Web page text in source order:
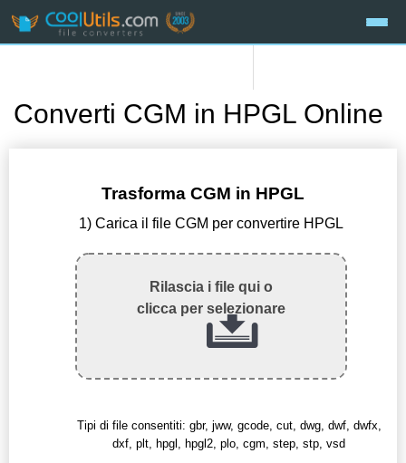
Converti CGM in HPGL Online
Trasforma CGM in HPGL
1) Carica il file CGM per convertire HPGL
Rilascia i file qui o
clicca per selezionare
Tipi di file consentiti: gbr, jww, gcode, cut, dwg, dwf, dwfx,
dxf, plt, hpgl, hpgl2, plo, cgm, step, stp, vsd